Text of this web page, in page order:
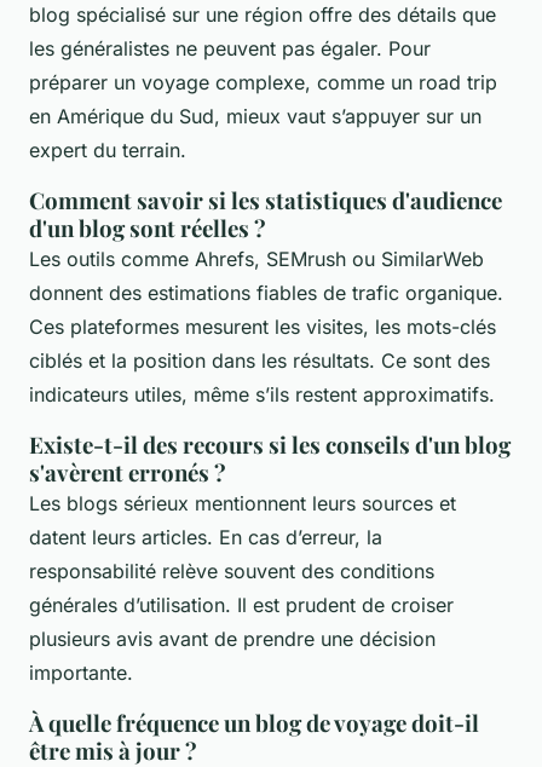
blog spécialisé sur une région offre des détails que
les généralistes ne peuvent pas égaler. Pour
préparer un voyage complexe, comme un road trip
en Amérique du Sud, mieux vaut s’appuyer sur un
expert du terrain.
Comment savoir si les statistiques d'audience
d'un blog sont réelles ?
Les outils comme Ahrefs, SEMrush ou SimilarWeb
donnent des estimations fiables de trafic organique.
Ces plateformes mesurent les visites, les mots-clés
ciblés et la position dans les résultats. Ce sont des
indicateurs utiles, même s’ils restent approximatifs.
Existe-t-il des recours si les conseils d'un blog
s'avèrent erronés ?
Les blogs sérieux mentionnent leurs sources et
datent leurs articles. En cas d’erreur, la
responsabilité relève souvent des conditions
générales d’utilisation. Il est prudent de croiser
plusieurs avis avant de prendre une décision
importante.
À quelle fréquence un blog de voyage doit-il
être mis à jour ?